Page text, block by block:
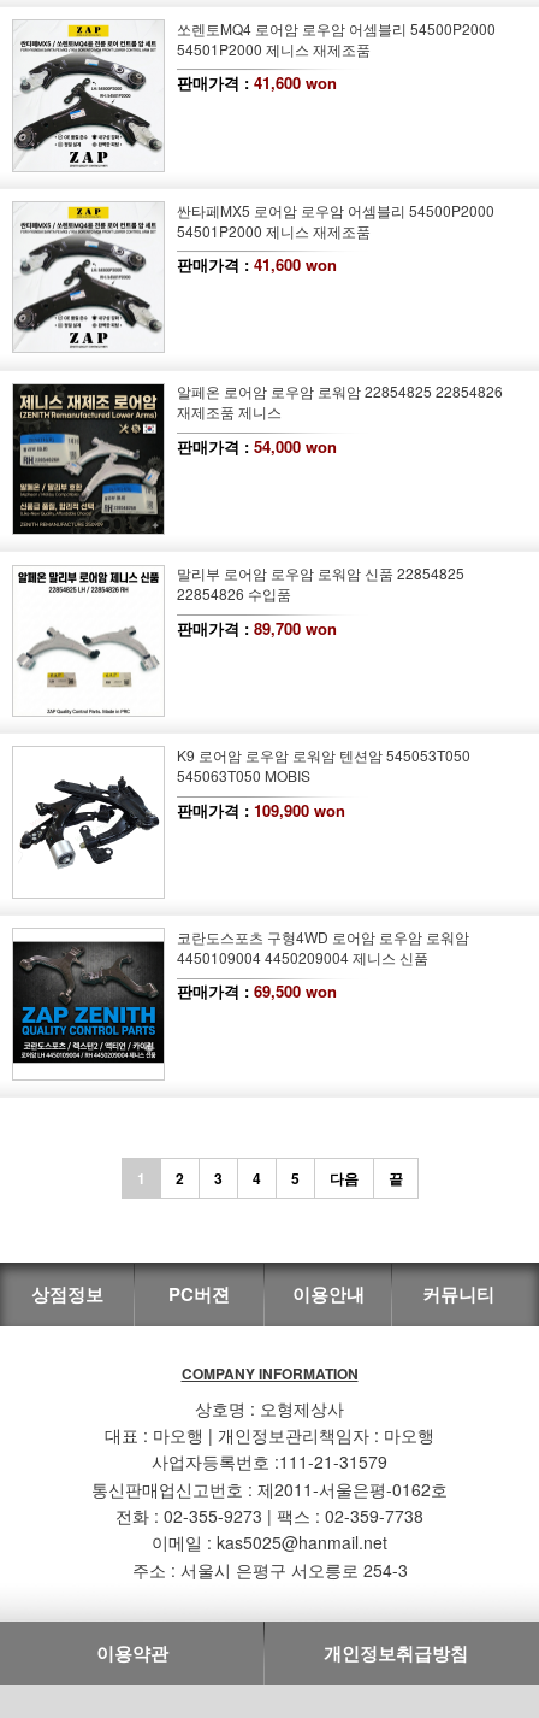
쏘렌토MQ4 로어암 로우암 어셈블리 54500P2000
54501P2000 제니스 재제조품
판매가격 : 41,600 won
싼타페MX5 로어암 로우암 어셈블리 54500P2000
54501P2000 제니스 재제조품
판매가격 : 41,600 won
알페온 로어암 로우암 로워암 22854825 22854826
재제조품 제니스
판매가격 : 54,000 won
말리부 로어암 로우암 로워암 신품 22854825
22854826 수입품
판매가격 : 89,700 won
K9 로어암 로우암 로워암 텐션암 545053T050
545063T050 MOBIS
판매가격 : 109,900 won
코란도스포츠 구형4WD 로어암 로우암 로워암
4450109004 4450209004 제니스 신품
판매가격 : 69,500 won
1 2 3 4 5 다음 끝
상점정보 PC버젼 이용안내 커뮤니티
COMPANY INFORMATION
상호명 : 오형제상사
대표 : 마오행 | 개인정보관리책임자 : 마오행
사업자등록번호 :111-21-31579
통신판매업신고번호 : 제2011-서울은평-0162호
전화 : 02-355-9273 | 팩스 : 02-359-7738
이메일 : kas5025@hanmail.net
주소 : 서울시 은평구 서오릉로 254-3
이용약관 개인정보취급방침